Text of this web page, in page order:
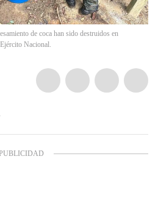
de coca han sido destruidos en
Nacional.